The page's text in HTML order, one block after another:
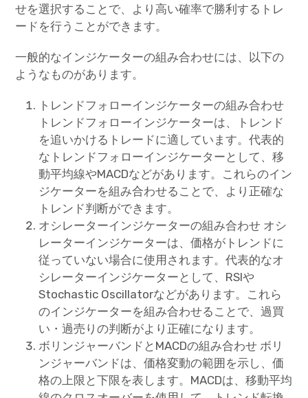
せを選択することで、より高い確率で勝利するトレ
ードを行うことができます。
一般的なインジケーターの組み合わせには、以下の
ようなものがあります。
トレンドフォローインジケーターの組み合わせ
トレンドフォローインジケーターは、トレンド
を追いかけるトレードに適しています。代表的
なトレンドフォローインジケーターとして、移
動平均線やMACDなどがあります。これらのイン
ジケーターを組み合わせることで、より正確な
トレンド判断ができます。
オシレーターインジケーターの組み合わせ オシ
レーターインジケーターは、価格がトレンドに
従っていない場合に使用されます。代表的なオ
シレーターインジケーターとして、RSIや
Stochastic Oscillatorなどがあります。これら
のインジケーターを組み合わせることで、過買
い・過売りの判断がより正確になります。
ボリンジャーバンドとMACDの組み合わせ ボリ
ンジャーバンドは、価格変動の範囲を示し、価
格の上限と下限を表します。MACDは、移動平均